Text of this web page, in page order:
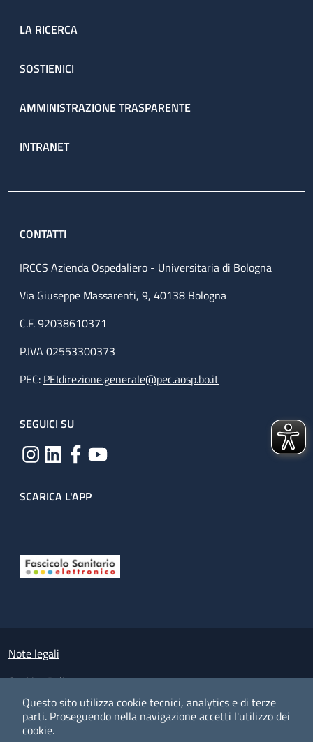
Questo sito utilizza cookie tecnici, analytics e di terze
parti. Proseguendo nella navigazione accetti l'utilizzo dei
cookie.
LA RICERCA
SOSTIENICI
AMMINISTRAZIONE TRASPARENTE
INTRANET
CONTATTI
IRCCS Azienda Ospedaliero - Universitaria di Bologna
Via Giuseppe Massarenti, 9, 40138 Bologna
C.F. 92038610371
P.IVA 02553300373
PEC: PEIdirezione.generale@pec.aosp.bo.it
SEGUICI SU
SCARICA L'APP
Small prints
Note legali
Cookies Policy
Policy privacy e protezione del dato personale
Albo pretorio on-line